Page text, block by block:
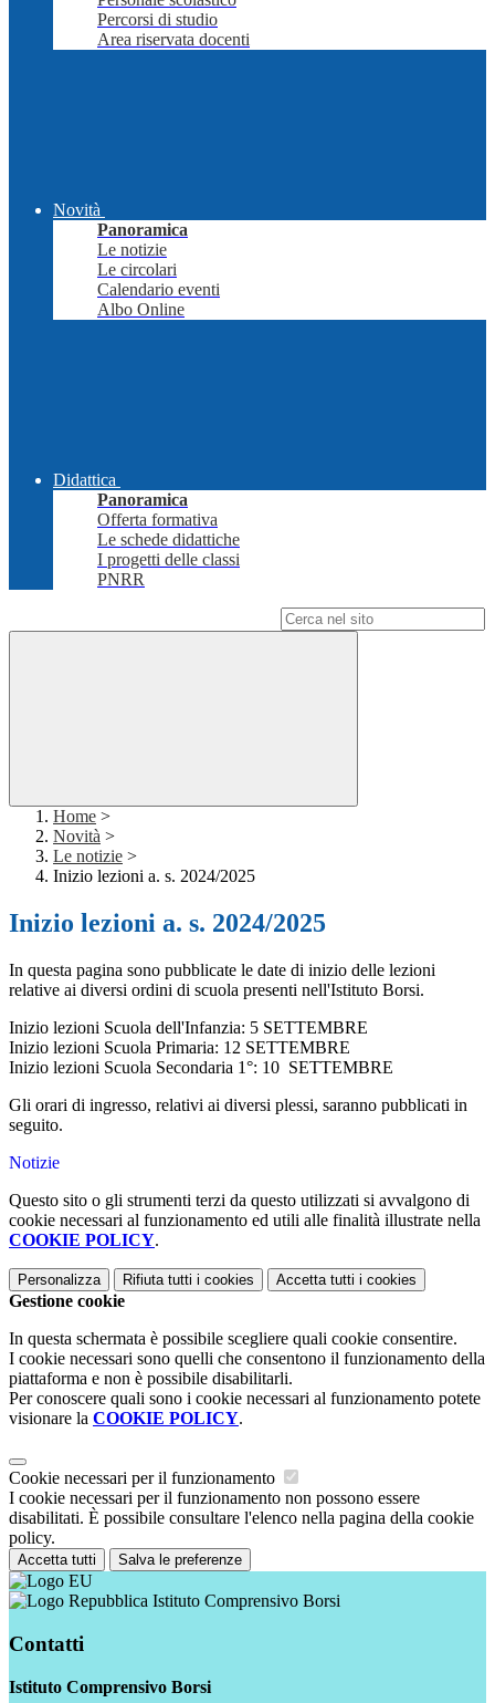
Percorsi di studio
Area riservata docenti
Novità
Panoramica
Le notizie
Le circolari
Calendario eventi
Albo Online
Didattica
Panoramica
Offerta formativa
Le schede didattiche
I progetti delle classi
PNRR
Home >
Novità >
Le notizie >
Inizio lezioni a. s. 2024/2025
Inizio lezioni a. s. 2024/2025
In questa pagina sono pubblicate le date di inizio delle lezioni
relative ai diversi ordini di scuola presenti nell'Istituto Borsi.
Inizio lezioni Scuola dell'Infanzia: 5 SETTEMBRE
Inizio lezioni Scuola Primaria: 12 SETTEMBRE
Inizio lezioni Scuola Secondaria 1°: 10 SETTEMBRE
Gli orari di ingresso, relativi ai diversi plessi, saranno pubblicati in
seguito.
Notizie
Questo sito o gli strumenti terzi da questo utilizzati si avvalgono di
cookie necessari al funzionamento ed utili alle finalità illustrate nella
COOKIE POLICY.
Personalizza Rifiuta tutti i cookies Accetta tutti i cookies
Gestione cookie
In questa schermata è possibile scegliere quali cookie consentire.
I cookie necessari sono quelli che consentono il funzionamento della
piattaforma e non è possibile disabilitarli.
Per conoscere quali sono i cookie necessari al funzionamento potete
visionare la COOKIE POLICY.
Cookie necessari per il funzionamento
I cookie necessari per il funzionamento non possono essere
disabilitati. È possibile consultare l'elenco nella pagina della cookie
policy.
Accetta tutti Salva le preferenze
Istituto Comprensivo Borsi
Contatti
Istituto Comprensivo Borsi